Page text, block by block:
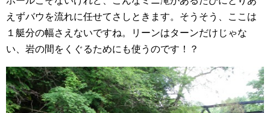
えずバウを流れに任せてさしときます。そうそう、ここは
１艇分の幅さえないですね。リーンはターンだけじゃな
い、岩の間をくぐるためにも使うのです！？